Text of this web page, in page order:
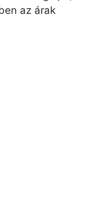
az árak